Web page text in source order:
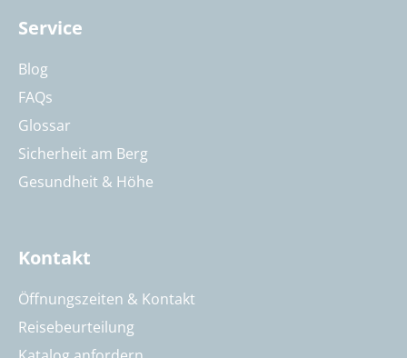
Service
Blog
FAQs
Glossar
Sicherheit am Berg
Gesundheit & Höhe
Kontakt
Öffnungszeiten & Kontakt
Reisebeurteilung